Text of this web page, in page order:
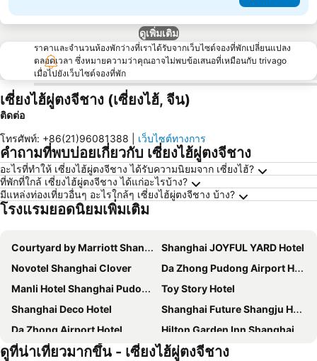
ดูเพิ่มเติม
ราคาและจำนวนห้องพักว่างที่เราได้รับจากเว็บไซต์จองที่พักเปลี่ยนแปลง
ตลอดเวลา ซึ่งหมายความว่าคุณอาจไม่พบข้อเสนอที่เหมือนกับ trivago
เมื่อไปยังเว็บไซต์จองที่พัก
เซี่ยงไฮ้ผู่ตงจีชาง (เซี่ยงไฮ้, จีน)
ติดต่อ
โทรศัพท์: +86(21)96081388 เว็บไซต์ทางการ
คำถามที่พบบ่อยเกี่ยวกับ เซี่ยงไฮ้ผู่ตงจีชาง
อะไรที่ทำให้ เซี่ยงไฮ้ผู่ตงจีชาง ได้รับความนิยมจาก เซี่ยงไฮ้?
ที่พักที่ใกล้ เซี่ยงไฮ้ผู่ตงจีชาง ได้แก่อะไรบ้าง?
มีแหล่งท่องเที่ยวอื่นๆ อะไรใกล้ๆ เซี่ยงไฮ้ผู่ตงจีชาง บ้าง?
โรงแรมยอดนิยมเพิ่มเติม
Courtyard by Marriott Shanghai International Tourism and Resorts Zone
Shanghai JOYFUL YARD Hotel
Novotel Shanghai Clover
Da Zhong Pudong Airport Hotel Shanghai
Manli Hotel Shanghai Pudong Airport Branch-Free shuttle buses to Pudong Airport and Disneyland
Toy Story Hotel
Shanghai Deco Hotel
Shanghai Future Shangju Hotel
Da Zhong Airport Hotel
Hilton Garden Inn Shanghai High-Speed East Railway Station
Shanghai Theme Park Wassim Hotel
Jinjiang Inn Shanghai International Tourist Resort Kangxin Road
ดูที่น่าเที่ยวมากขึ้น - เซี่ยงไฮ้ผู่ตงจีชาง